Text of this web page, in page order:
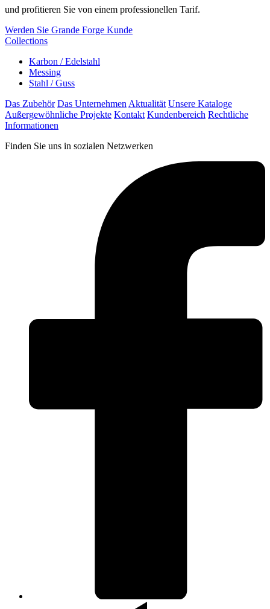
und profitieren Sie von einem professionellen Tarif.
Werden Sie Grande Forge Kunde
Collections
Karbon / Edelstahl
Messing
Stahl / Guss
Das Zubehör Das Unternehmen Aktualität Unsere Kataloge
Außergewöhnliche Projekte Kontakt Kundenbereich Rechtliche
Informationen
Finden Sie uns in sozialen Netzwerken